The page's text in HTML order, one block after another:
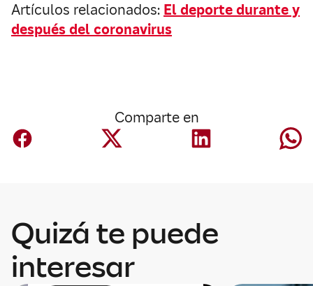
Artículos relacionados: El deporte durante y
después del coronavirus
Comparte en
Quizá te puede
interesar